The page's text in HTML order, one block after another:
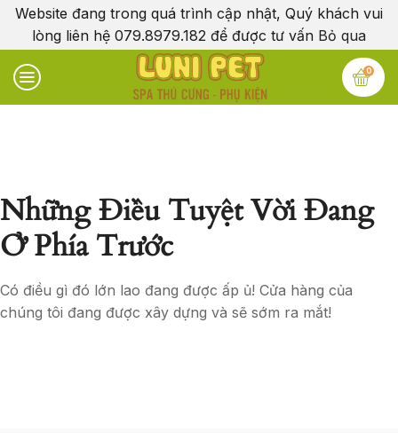
Website đang trong quá trình cập nhật, Quý khách vui
lòng liên hệ 079.8979.182 để được tư vấn Bỏ qua
0
Những Điều Tuyệt Vời Đang
Ở Phía Trước
Có điều gì đó lớn lao đang được ấp ủ! Cửa hàng của
chúng tôi đang được xây dựng và sẽ sớm ra mắt!